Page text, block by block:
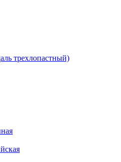
трехлопастный)